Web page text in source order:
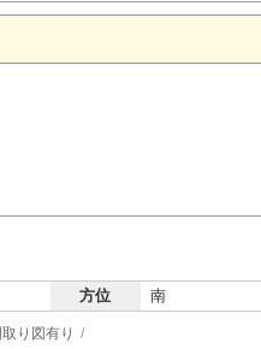
方位 南
取り図有り